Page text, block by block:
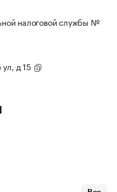
налоговой службы №
д 15